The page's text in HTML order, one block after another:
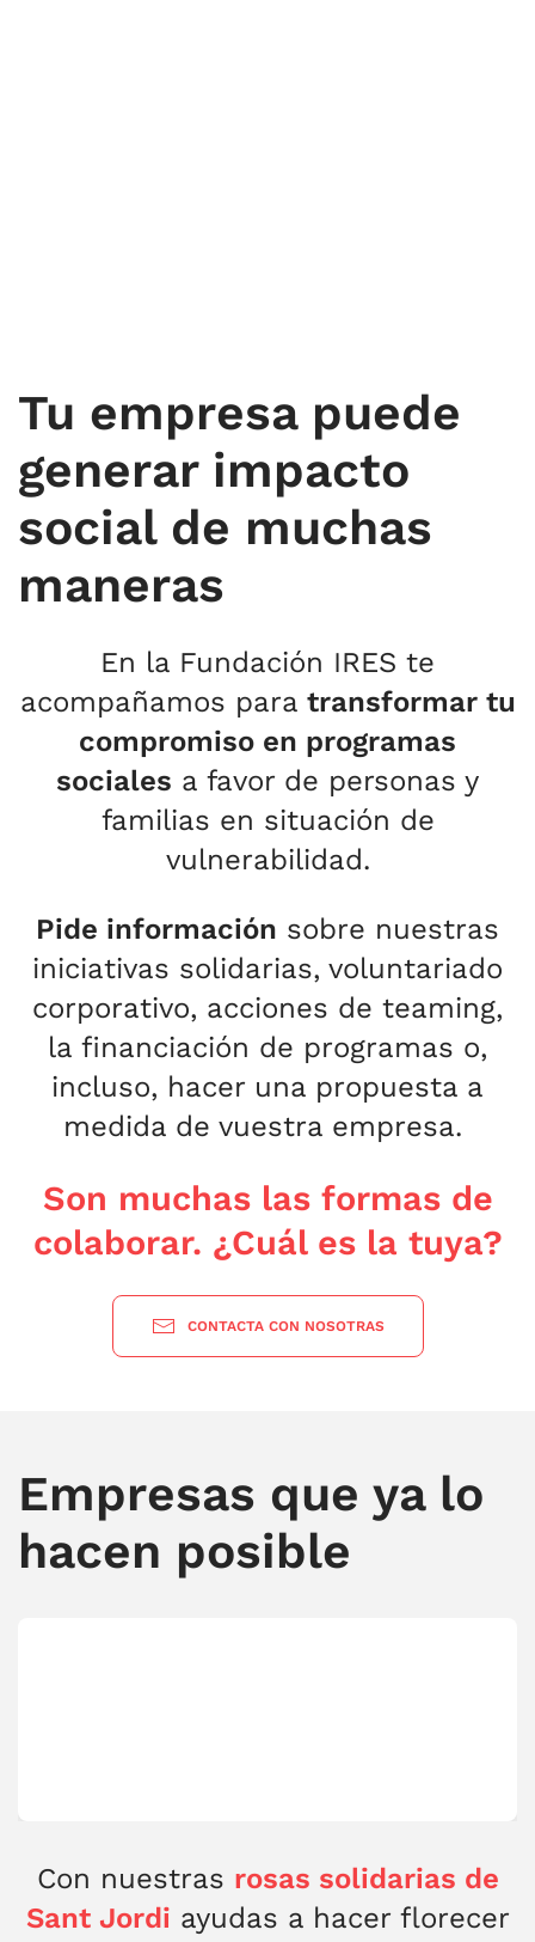
Tu empresa puede
generar impacto
social de muchas
maneras
En la Fundación IRES te
acompañamos para transformar tu
compromiso en programas
sociales a favor de personas y
familias en situación de
vulnerabilidad.
Pide información sobre nuestras
iniciativas solidarias, voluntariado
corporativo, acciones de teaming,
la financiación de programas o,
incluso, hacer una propuesta a
medida de vuestra empresa.
Son muchas las formas de
colaborar. ¿Cuál es la tuya?
CONTACTA CON NOSOTRAS
Empresas que ya lo
hacen posible
Con nuestras rosas solidarias de
Sant Jordi ayudas a hacer florecer